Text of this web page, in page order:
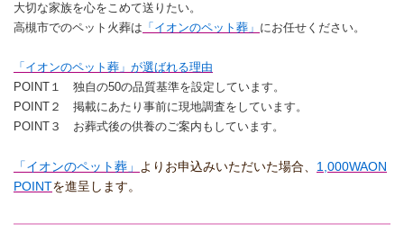
大切な家族を心をこめて送りたい。
高槻市でのペット火葬は 「イオンのペット葬」 にお任せください。
「イオンのペット葬」が選ばれる理由
POINT１ 独自の50の品質基準を設定しています。
POINT２ 掲載にあたり事前に現地調査をしています。
POINT３ お葬式後の供養のご案内もしています。
「イオンのペット葬」 よりお申込みいただいた場合、 1,000WAON
POINTを進呈します。